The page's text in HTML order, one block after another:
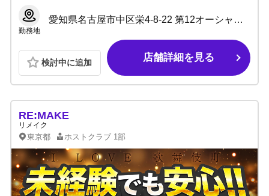
勤務地
愛知県名古屋市中区栄4-8-22 第12オーシャンビル 2F
検討中に追加 店舗詳細を見る
RE:MAKE
リメイク
東京都 ホストクラブ 1部